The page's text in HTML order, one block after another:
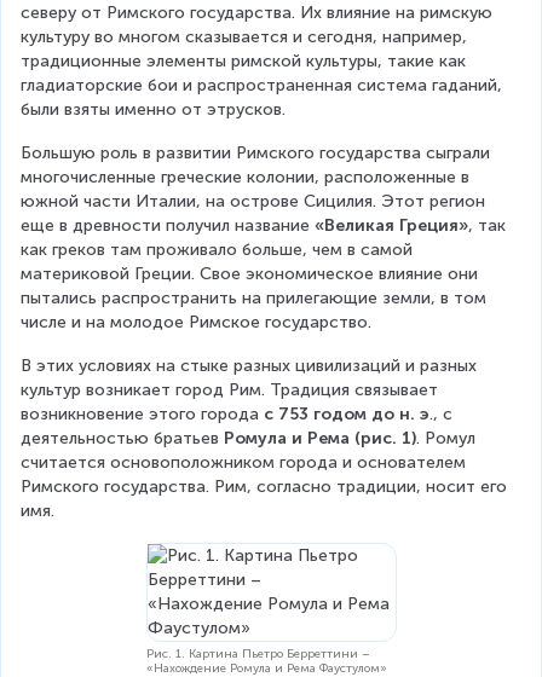
северу от Римского государства. Их влияние на римскую
культуру во многом сказывается и сегодня, например,
традиционные элементы римской культуры, такие как
гладиаторские бои и распространенная система гаданий,
были взяты именно от этрусков.
Большую роль в развитии Римского государства сыграли
многочисленные греческие колонии, расположенные в
южной части Италии, на острове Сицилия. Этот регион
еще в древности получил название «Великая Греция», так
как греков там проживало больше, чем в самой
материковой Греции. Свое экономическое влияние они
пытались распространить на прилегающие земли, в том
числе и на молодое Римское государство.
В этих условиях на стыке разных цивилизаций и разных
культур возникает город Рим. Традиция связывает
возникновение этого города с 753 годом до н. э., с
деятельностью братьев Ромула и Рема (рис. 1). Ромул
считается основоположником города и основателем
Римского государства. Рим, согласно традиции, носит его
имя.
Рис. 1. Картина Пьетро Берреттини –
«Нахождение Ромула и Рема Фаустулом»